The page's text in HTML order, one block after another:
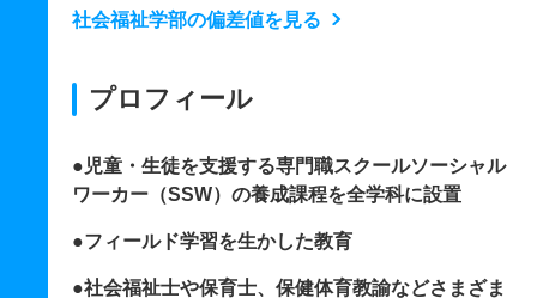
社会福祉学部の偏差値を見る
プロフィール
●児童・生徒を支援する専門職スクールソーシャル
ワーカー（SSW）の養成課程を全学科に設置
●フィールド学習を生かした教育
●社会福祉士や保育士、保健体育教諭などさまざま